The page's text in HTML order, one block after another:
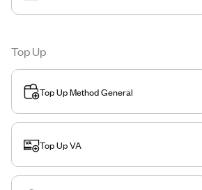
Top Up
Top Up Method General
Top Up VA